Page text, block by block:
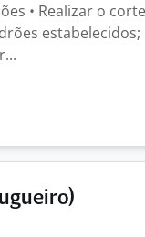
• Realizar o
estabelecidos;